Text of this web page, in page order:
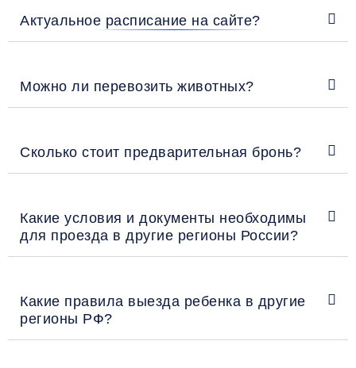
Актуальное расписание на сайте?
Можно ли перевозить животных?
Сколько стоит предварительная бронь?
Какие условия и документы необходимы
для проезда в другие регионы России?
Какие правила выезда ребенка в другие
регионы РФ?